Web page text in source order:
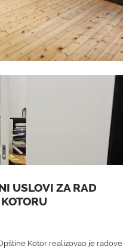
USLOVI ZA RAD
Kotor realizovao je radove